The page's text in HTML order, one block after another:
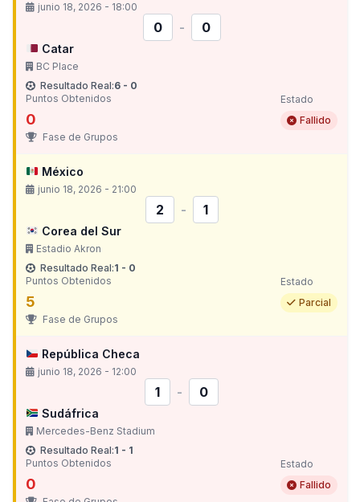
junio 18, 2026 - 18:00
0 - 0
Catar
BC Place
Resultado Real:6 - 0
Puntos Obtenidos
0
Estado
Fallido
Fase de Grupos
México
junio 18, 2026 - 21:00
2 - 1
Corea del Sur
Estadio Akron
Resultado Real:1 - 0
Puntos Obtenidos
5
Estado
Parcial
Fase de Grupos
República Checa
junio 18, 2026 - 12:00
1 - 0
Sudáfrica
Mercedes-Benz Stadium
Resultado Real:1 - 1
Puntos Obtenidos
0
Estado
Fallido